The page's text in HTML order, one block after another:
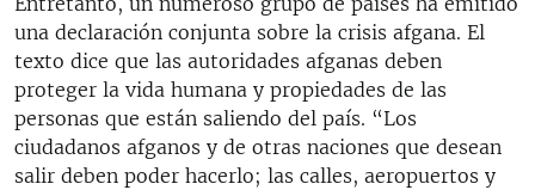
una declaración conjunta sobre la crisis afgana. El
texto dice que las autoridades afganas deben
proteger la vida humana y propiedades de las
personas que están saliendo del país. “Los
ciudadanos afganos y de otras naciones que desean
salir deben poder hacerlo; las calles, aeropuertos y